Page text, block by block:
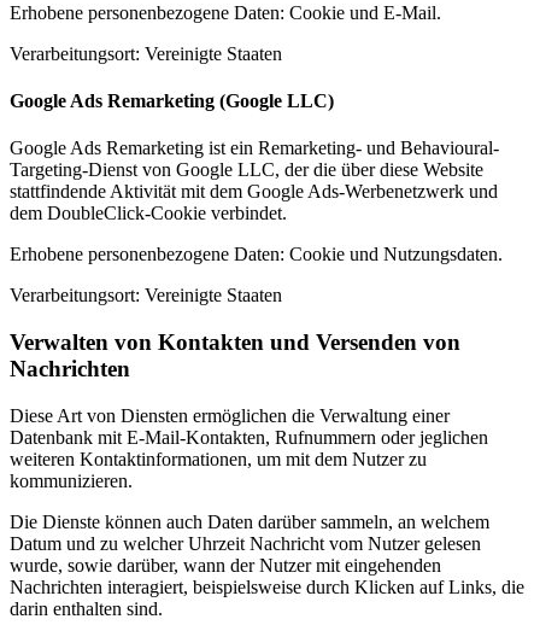
Erhobene personenbezogene Daten: Cookie und E-Mail.
Verarbeitungsort: Vereinigte Staaten
Google Ads Remarketing (Google LLC)
Google Ads Remarketing ist ein Remarketing- und Behavioural-
Targeting-Dienst von Google LLC, der die über diese Website
stattfindende Aktivität mit dem Google Ads-Werbenetzwerk und
dem DoubleClick-Cookie verbindet.
Erhobene personenbezogene Daten: Cookie und Nutzungsdaten.
Verarbeitungsort: Vereinigte Staaten
Verwalten von Kontakten und Versenden von
Nachrichten
Diese Art von Diensten ermöglichen die Verwaltung einer
Datenbank mit E-Mail-Kontakten, Rufnummern oder jeglichen
weiteren Kontaktinformationen, um mit dem Nutzer zu
kommunizieren.
Die Dienste können auch Daten darüber sammeln, an welchem
Datum und zu welcher Uhrzeit Nachricht vom Nutzer gelesen
wurde, sowie darüber, wann der Nutzer mit eingehenden
Nachrichten interagiert, beispielsweise durch Klicken auf Links, die
darin enthalten sind.